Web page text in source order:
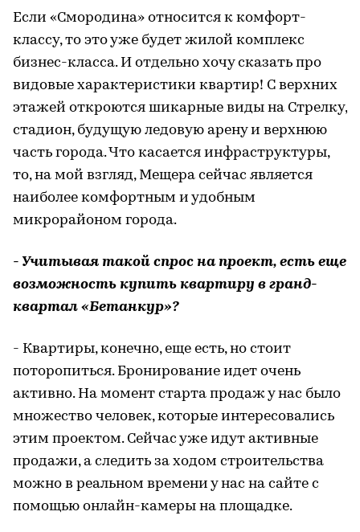
Если «Смородина» относится к комфорт-
классу, то это уже будет жилой комплекс
бизнес-класса. И отдельно хочу сказать про
видовые характеристики квартир! С верхних
этажей откроются шикарные виды на Стрелку,
стадион, будущую ледовую арену и верхнюю
часть города. Что касается инфраструктуры,
то, на мой взгляд, Мещера сейчас является
наиболее комфортным и удобным
микрорайоном города.
- Учитывая такой спрос на проект, есть еще
возможность купить квартиру в гранд-
квартал «Бетанкур»?
- Квартиры, конечно, еще есть, но стоит
поторопиться. Бронирование идет очень
активно. На момент старта продаж у нас было
множество человек, которые интересовались
этим проектом. Сейчас уже идут активные
продажи, а следить за ходом строительства
можно в реальном времени у нас на сайте с
помощью онлайн-камеры на площадке.